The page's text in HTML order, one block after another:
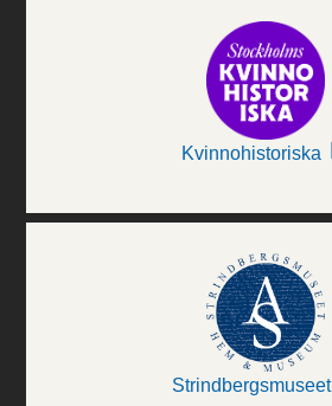
Kvinnohistoriska
Strindbergsmuseet